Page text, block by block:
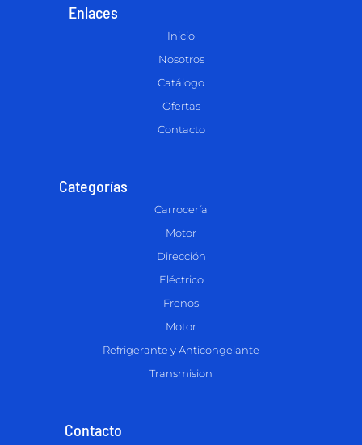
Enlaces
Inicio
Nosotros
Catálogo
Ofertas
Contacto
Categorías
Carrocería
Motor
Dirección
Eléctrico
Frenos
Motor
Refrigerante y Anticongelante
Transmision
Contacto